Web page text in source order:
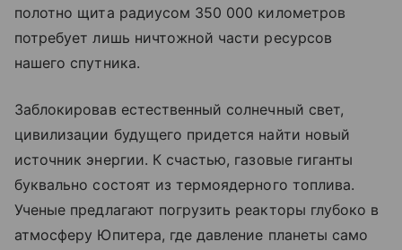
полотно щита радиусом 350 000 километров
потребует лишь ничтожной части ресурсов
нашего спутника.
Заблокировав естественный солнечный свет,
цивилизации будущего придется найти новый
источник энергии. К счастью, газовые гиганты
буквально состоят из термоядерного топлива.
Ученые предлагают погрузить реакторы глубоко в
атмосферу Юпитера, где давление планеты само